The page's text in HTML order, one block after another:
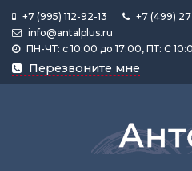
+7 (995) 112-92-13
+7 (499)
info@antalplus.ru
ПН-ЧТ: с 10:00 до 17:00, ПТ: С
Перезвоните мне
Каталог
продукции